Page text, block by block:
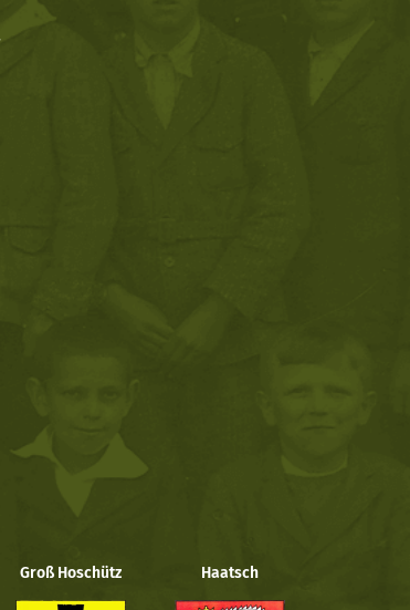
Groß Hoschütz Haatsch